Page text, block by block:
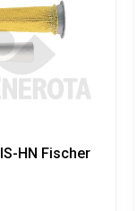
HN Fischer